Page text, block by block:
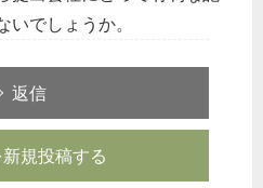
でしょうか。
返信
規投稿する